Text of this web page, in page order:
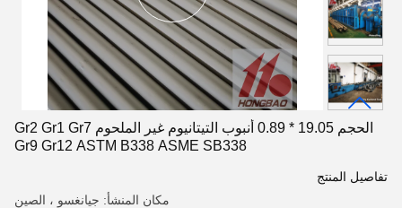
الحجم 19.05 * 0.89 أنبوب التيتانيوم غير الملحوم Gr2 Gr1 Gr7
Gr9 Gr12 ASTM B338 ASME SB338
تفاصيل المنتج
مكان المنشأ: جيانغسو ، الصين